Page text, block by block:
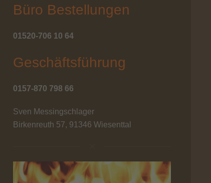
Büro Bestellungen
01520-706 10 64
Geschäftsführung
0157-870 798 66
Sven Messingschlager
Birkenreuth 57, 91346 Wiesenttal